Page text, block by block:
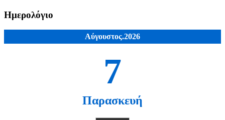
Ημερολόγιο
Αύγουστος.2026
7
Παρασκευή